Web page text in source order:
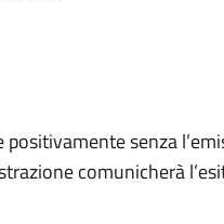
senza
comunicherà